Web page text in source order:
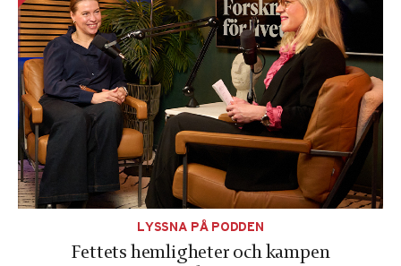
LYSSNA PÅ PODDEN
Fettets hemligheter och kampen
Nödvändiga